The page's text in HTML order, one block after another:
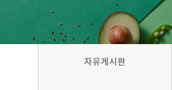
자유게시판